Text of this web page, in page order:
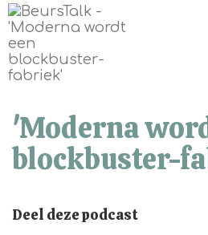
'Moderna
blockbuster-
Deel deze podcast